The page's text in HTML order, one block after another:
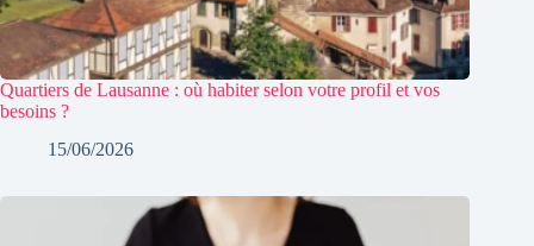
Quartiers de Lausanne : où habiter selon votre profil et vos
besoins ?
15/06/2026